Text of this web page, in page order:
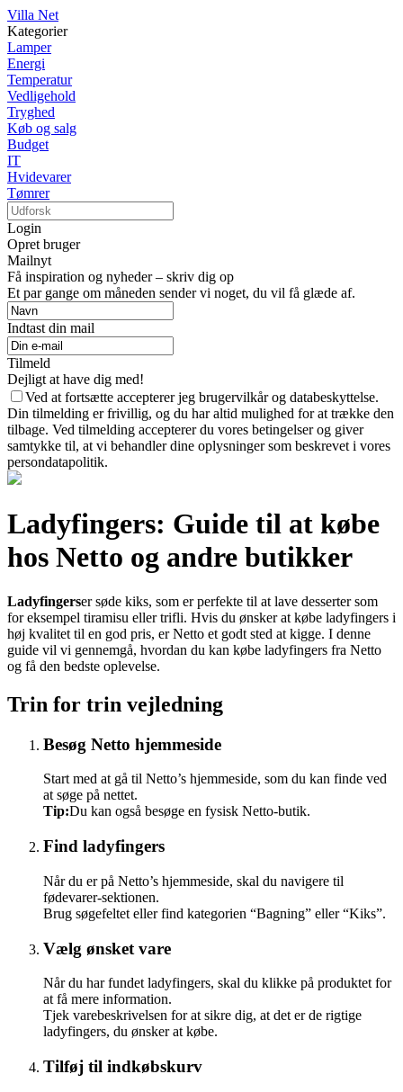
Villa Net
Kategorier
Lamper
Energi
Temperatur
Vedligehold
Tryghed
Køb og salg
Budget
IT
Hvidevarer
Tømrer
Login
Opret bruger
Mailnyt
Få inspiration og nyheder – skriv dig op
Et par gange om måneden sender vi noget, du vil få glæde af.
Indtast din mail
Tilmeld
Dejligt at have dig med!
Ved at fortsætte accepterer jeg brugervilkår og databeskyttelse.
Din tilmelding er frivillig, og du har altid mulighed for at trække den
tilbage. Ved tilmelding accepterer du vores betingelser og giver
samtykke til, at vi behandler dine oplysninger som beskrevet i vores
persondatapolitik.
Ladyfingers: Guide til at købe
hos Netto og andre butikker
Ladyfingerser søde kiks, som er perfekte til at lave desserter som
for eksempel tiramisu eller trifli. Hvis du ønsker at købe ladyfingers i
høj kvalitet til en god pris, er Netto et godt sted at kigge. I denne
guide vil vi gennemgå, hvordan du kan købe ladyfingers fra Netto
og få den bedste oplevelse.
Trin for trin vejledning
Besøg Netto hjemmeside
Start med at gå til Netto’s hjemmeside, som du kan finde ved
at søge på nettet.
Tip:Du kan også besøge en fysisk Netto-butik.
Find ladyfingers
Når du er på Netto’s hjemmeside, skal du navigere til
fødevarer-sektionen.
Brug søgefeltet eller find kategorien “Bagning” eller “Kiks”.
Vælg ønsket vare
Når du har fundet ladyfingers, skal du klikke på produktet for
at få mere information.
Tjek varebeskrivelsen for at sikre dig, at det er de rigtige
ladyfingers, du ønsker at købe.
Tilføj til indkøbskurv